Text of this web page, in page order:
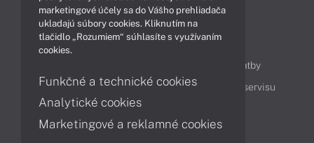
Obsah
Možnosti doručenia a platby
Podpora a servis
Servisné služby Cenník servisu
Kontakty
marketingové účely sa do Vášho prehliadača
ukladajú súbory cookies. Kliknutím na
tlačidlo „Rozumiem“ súhlasíte s využívaním
cookies.
Funkčné a technické cookies
Analytické cookies
Marketingové a reklamné cookies